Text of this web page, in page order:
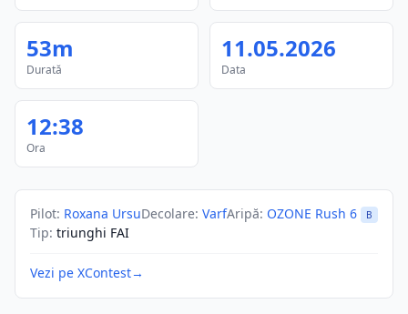
53m
Durată
11.05.2026
Data
12:38
Ora
Pilot: Roxana UrsuDecolare: VarfAripă: OZONE Rush 6 B
Tip: triunghi FAI
Vezi pe XContest→